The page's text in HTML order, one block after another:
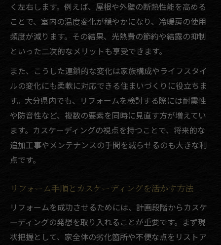
く左右します。例えば、屋根や外壁の断熱性能を高める
ことで、室内の温度変化が穏やかになり、冷暖房の使用
頻度が減ります。その結果、光熱費の節約や結露の抑制
といった二次的なメリットも享受できます。
また、こうした連鎖的な変化は家族構成やライフスタイ
ルの変化にも柔軟に対応できる住まいづくりに役立ちま
す。大分県内でも、リフォームを検討する際には耐震性
や防音性など、複数の要素を同時に見直す方が増えてい
ます。カスケーディングの視点を持つことで、将来的な
追加工事やメンテナンスの手間を減らせるのも大きな利
点です。
リフォーム手順とカスケーディングを活かす方法
リフォームを成功させるためには、計画段階からカスケ
ーディングの発想を取り入れることが重要です。まず現
状把握として、家全体の劣化箇所や不便な点をリストア